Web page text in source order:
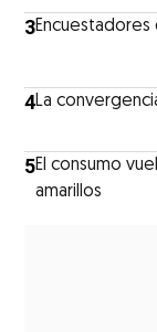
3
4La
5El consumo
amarillos